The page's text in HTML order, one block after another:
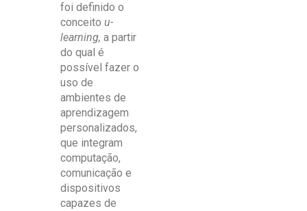
foi definido o
conceitou-
learning,a partir
do qual é
possível fazer o
uso de
ambientes de
aprendizagem
personalizados,
que integram
computação,
comunicação e
dispositivos
capazes de